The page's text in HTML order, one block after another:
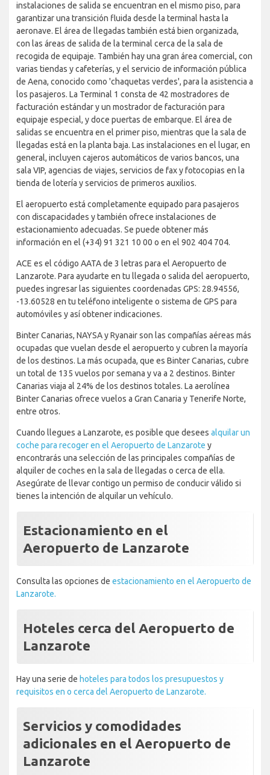
instalaciones de salida se encuentran en el mismo piso, para
garantizar una transición fluida desde la terminal hasta la
aeronave. El área de llegadas también está bien organizada,
con las áreas de salida de la terminal cerca de la sala de
recogida de equipaje. También hay una gran área comercial, con
varias tiendas y cafeterías, y el servicio de información pública
de Aena, conocido como 'chaquetas verdes', para la asistencia a
los pasajeros. La Terminal 1 consta de 42 mostradores de
facturación estándar y un mostrador de facturación para
equipaje especial, y doce puertas de embarque. El área de
salidas se encuentra en el primer piso, mientras que la sala de
llegadas está en la planta baja. Las instalaciones en el lugar, en
general, incluyen cajeros automáticos de varios bancos, una
sala VIP, agencias de viajes, servicios de fax y fotocopias en la
tienda de lotería y servicios de primeros auxilios.
El aeropuerto está completamente equipado para pasajeros
con discapacidades y también ofrece instalaciones de
estacionamiento adecuadas. Se puede obtener más
información en el (+34) 91 321 10 00 o en el 902 404 704.
ACE es el código AATA de 3 letras para el Aeropuerto de
Lanzarote. Para ayudarte en tu llegada o salida del aeropuerto,
puedes ingresar las siguientes coordenadas GPS: 28.94556,
-13.60528 en tu teléfono inteligente o sistema de GPS para
automóviles y así obtener indicaciones.
Binter Canarias, NAYSA y Ryanair son las compañías aéreas más
ocupadas que vuelan desde el aeropuerto y cubren la mayoría
de los destinos. La más ocupada, que es Binter Canarias, cubre
un total de 135 vuelos por semana y va a 2 destinos. Binter
Canarias viaja al 24% de los destinos totales. La aerolínea
Binter Canarias ofrece vuelos a Gran Canaria y Tenerife Norte,
entre otros.
Cuando llegues a Lanzarote, es posible que desees alquilar un
coche para recoger en el Aeropuerto de Lanzarote y
encontrarás una selección de las principales compañías de
alquiler de coches en la sala de llegadas o cerca de ella.
Asegúrate de llevar contigo un permiso de conducir válido si
tienes la intención de alquilar un vehículo.
Estacionamiento en el
Aeropuerto de Lanzarote
Consulta las opciones de estacionamiento en el Aeropuerto de
Lanzarote.
Hoteles cerca del Aeropuerto de
Lanzarote
Hay una serie de hoteles para todos los presupuestos y
requisitos en o cerca del Aeropuerto de Lanzarote.
Servicios y comodidades
adicionales en el Aeropuerto de
Lanzarote